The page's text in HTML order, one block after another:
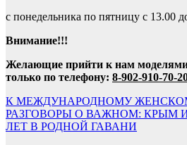
с понедельника по пятницу с 13.00
Внимание!!!
Желающие прийти к нам
только по телефону: 8-902-910-70-
Навигация
по
К МЕЖДУНАРОДНОМУ
РАЗГОВОРЫ О ВАЖНОМ: КРЫМ
ЛЕТ В РОДНОЙ ГАВАНИ